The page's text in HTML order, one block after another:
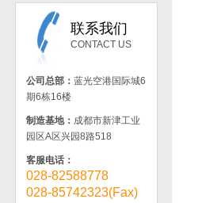
联系我们
CONTACT US
公司总部： 蓝光空港国际城6
期6栋16楼
制造基地： 成都市新津工业
园区A区兴园8路518
客服电话：
028-82588778
028-85742323(Fax)